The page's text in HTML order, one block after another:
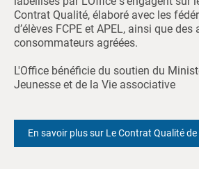
Contrat Qualité, élaboré avec les
d’élèves FCPE et APEL, ainsi que
consommateurs agréées.
L'Office bénéficie du soutien du
Jeunesse et de la Vie associative
En savoir plus sur Le Contrat Qualité de